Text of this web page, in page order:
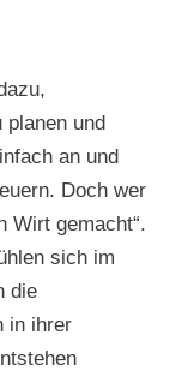
und
an und
Doch wer
Wirt gemacht“.
sich im
die
in ihrer